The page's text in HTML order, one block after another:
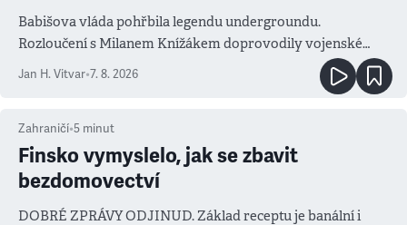
Babišova vláda pohřbila legendu undergroundu.
Rozloučení s Milanem Knížákem doprovodily vojenské
salvy i kritika pokrokářů
Jan H. Vitvar•7. 8. 2026
Zahraničí•5 minut
Finsko vymyslelo, jak se zbavit
bezdomovectví
DOBRÉ ZPRÁVY ODJINUD. Základ receptu je banální i